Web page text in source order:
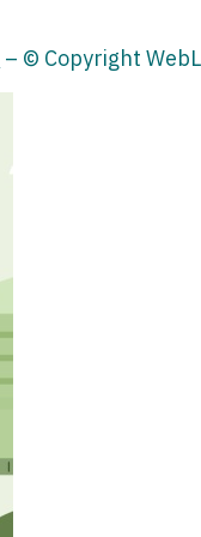
– © Copyright